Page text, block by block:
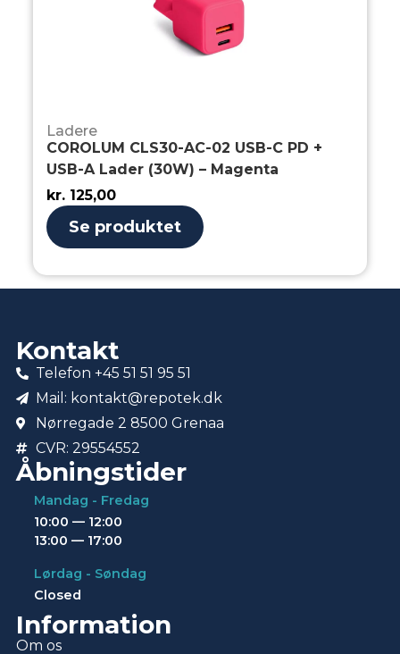
Ladere
COROLUM CLS30-AC-02 USB-C PD +
USB-A Lader (30W) – Magenta
kr. 125,00
Se produktet
Kontakt
Telefon +45 51 51 95 51
Mail: kontakt@repotek.dk
Nørregade 2 8500 Grenaa
CVR: 29554552
Åbningstider
Mandag - Fredag
10:00 — 12:00
13:00 — 17:00
Lørdag - Søndag
Closed
Information
Om os